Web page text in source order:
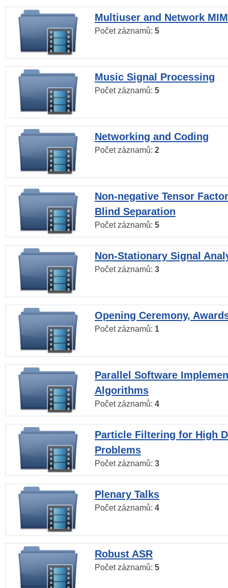
Multiuser and Network
Počet záznamů: 5
Music Signal Processing
Počet záznamů: 5
Networking and Coding
Počet záznamů: 2
Non-negative Tensor
Blind Separation
Počet záznamů: 5
Non-Stationary Signal
Počet záznamů: 3
Opening Ceremony,
Počet záznamů: 1
Parallel Software
Algorithms
Počet záznamů: 4
Particle Filtering for High
Problems
Počet záznamů: 3
Plenary Talks
Počet záznamů: 4
Robust ASR
Počet záznamů: 5